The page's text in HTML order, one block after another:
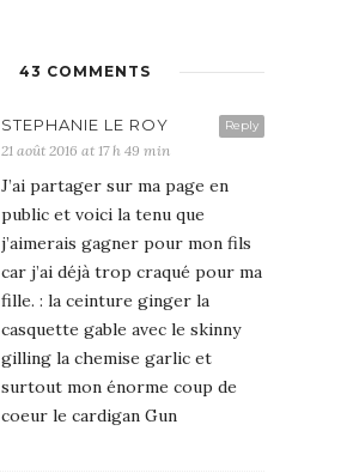
43 COMMENTS
Reply
STEPHANIE LE ROY
21 août 2016 at 17 h 49 min
J’ai partager sur ma page en
public et voici la tenu que
j’aimerais gagner pour mon fils
car j’ai déjà trop craqué pour ma
fille. : la ceinture ginger la
casquette gable avec le skinny
gilling la chemise garlic et
surtout mon énorme coup de
coeur le cardigan Gun